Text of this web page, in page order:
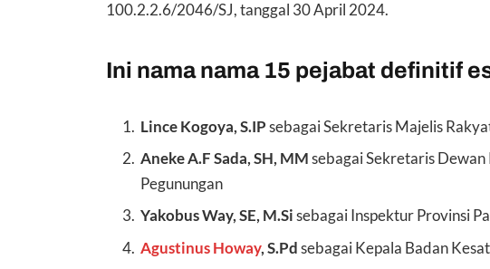
100.2.2.6/2046/SJ, tanggal 30 April 2024.
Ini nama nama 15 pejabat definitif
Lince Kogoya, S.IPsebagai Sekretaris Majelis
Aneke A.F Sada, SH, MM sebagai Sekretaris
Pegunungan
Yakobus Way, SE, M.Si sebagai Inspektur Provinsi
Agustinus Howay, S.Pd sebagai Kepala Badan